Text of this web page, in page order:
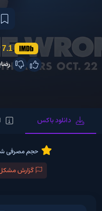
7.1
دانلود باکس
حجم مصرفی
گزارش